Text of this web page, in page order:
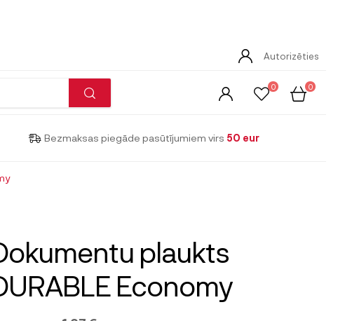
Autorizēties
0 0
Bezmaksas piegāde pasūtījumiem virs 50 eur
plaukts
Economy